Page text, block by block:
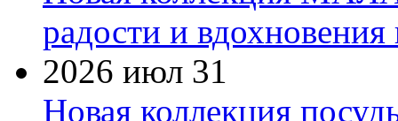
радости и
2026 июл 31
Новая коллекция